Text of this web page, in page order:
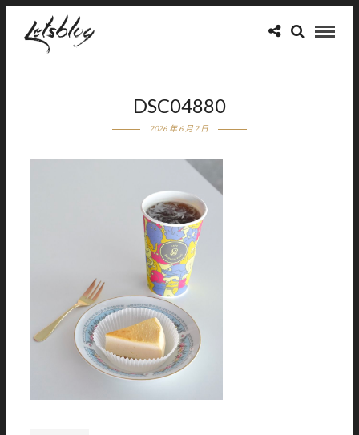
DSC04880
2026 年 6 月 2 日